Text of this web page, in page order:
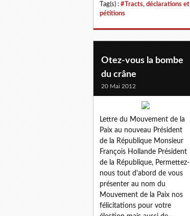
Tag(s) : #Tracts, déclarations et
pétitions
Otez-vous la bombe
du crâne
20 Mai 2012
Lettre du Mouvement de la
Paix au nouveau Président
de la République Monsieur
François Hollande Président
de la République, Permettez-
nous tout d'abord de vous
présenter au nom du
Mouvement de la Paix nos
félicitations pour votre